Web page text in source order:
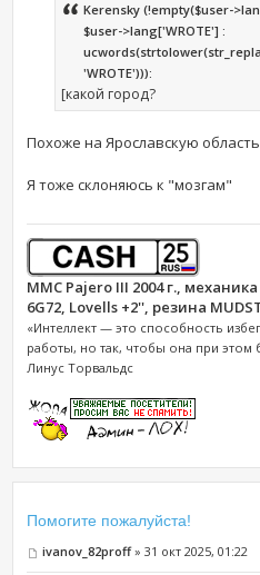
Kerensky (!empty($user-
$user->lang['WROTE'] :
'WROTE'))):
[какой город?
Похоже на Ярославскую
Я тоже склоняюсь к "мозгам"
MMC Pajero III 2004 г., механика
6G72, Lovells +2'', резина
«Интеллект — это способность
работы, но так, чтобы она при этом
Линус Торвальдс
Помогите пожалуйста!
ivanov_82proff» 31 окт 2025, 01:22